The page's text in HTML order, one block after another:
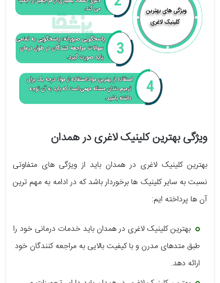
ویژگی بهترین کلینیک لاغری در همدان
بهترین کلینیک لاغری در همدان باید از ویژگی‌ ‌های متفاوتی
نسبت به سایر کلینیک ‌ها برخوردار باشد که در ادامه به مهم ‌ترین
آن ها پرداخته ایم:
بهترین کلینیک لاغری در همدان باید خدمات درمانی خود را
طبق متدهای مدرن و با کیفیت بالایی به مراجعه کنندگان خود
ارائه دهد.